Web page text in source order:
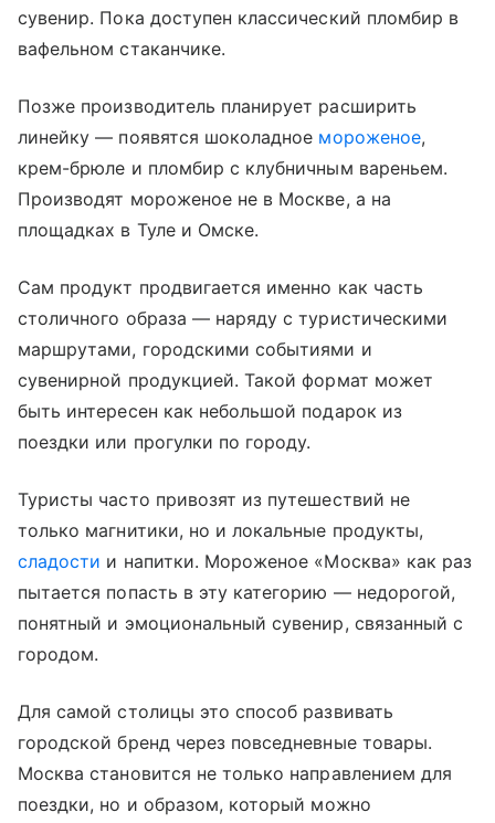
сувенир. Пока доступен классический пломбир в
вафельном стаканчике.
Позже производитель планирует расширить
линейку — появятся шоколадное мороженое,
крем-брюле и пломбир с клубничным вареньем.
Производят мороженое не в Москве, а на
площадках в Туле и Омске.
Сам продукт продвигается именно как часть
столичного образа — наряду с туристическими
маршрутами, городскими событиями и
сувенирной продукцией. Такой формат может
быть интересен как небольшой подарок из
поездки или прогулки по городу.
Туристы часто привозят из путешествий не
только магнитики, но и локальные продукты,
сладости и напитки. Мороженое «Москва» как раз
пытается попасть в эту категорию — недорогой,
понятный и эмоциональный сувенир, связанный с
городом.
Для самой столицы это способ развивать
городской бренд через повседневные товары.
Москва становится не только направлением для
поездки, но и образом, который можно